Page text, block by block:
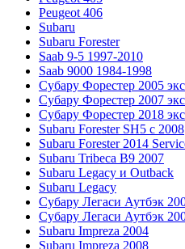
Peugeot 406
Subaru
Subaru Forester
Saab 9-5 1997-2010
Saab 9000 1984-1998
Субару Форестер 2005
Субару Форестер 2007
Субару Форестер 2018
Subaru Forester SH5 с 2008
Subaru Forester 2014
Subaru Tribeca В9 2007
Subaru Legacy и Outback
Subaru Legacy
Субару Легаси Аутбэк
Субару Легаси Аутбэк
Subaru Impreza 2004
Subaru Impreza 2008